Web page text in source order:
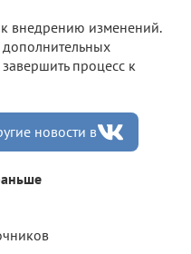
к внедрению изменений.
процесс к
новости в